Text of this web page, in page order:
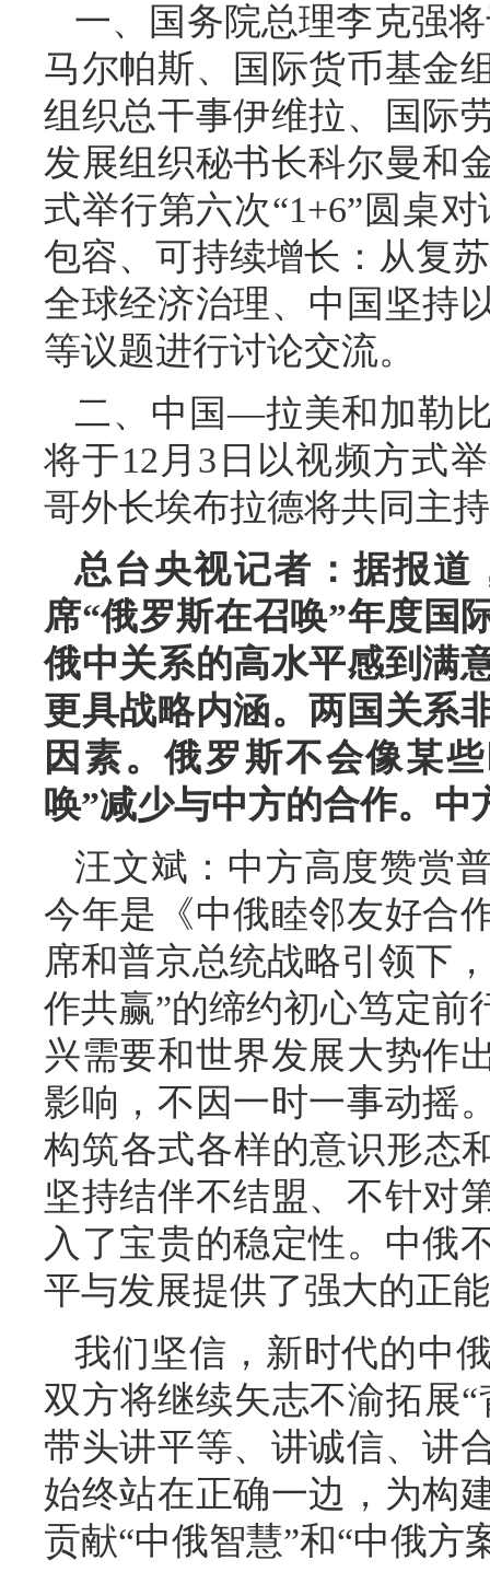
一、国务院总理李克强
马尔帕斯、国际货币基金
组织总干事伊维拉、国际
发展组织秘书长科尔曼和
式举行第六次“1+6”圆桌
包容、可持续增长：从复
全球经济治理、中国坚持
等议题进行讨论交流。
二、中国—拉美和加勒
将于12月3日以视频方式
哥外长埃布拉德将共同主
总台央视记者：据报道
席“俄罗斯在召唤”年度国
俄中关系的高水平感到满
更具战略内涵。两国关系
因素。俄罗斯不会像某
唤”减少与中方的合作。中
汪文斌：中方高度赞赏
今年是《中俄睦邻友好合
席和普京总统战略引领下
作共赢”的缔约初心笃定前
兴需要和世界发展大势作
影响，不因一时一事动摇
构筑各式各样的意识形态
坚持结伴不结盟、不针对
入了宝贵的稳定性。中俄
平与发展提供了强大的正
我们坚信，新时代的中
双方将继续矢志不渝拓展
带头讲平等、讲诚信、讲
始终站在正确一边，为构
贡献“中俄智慧”和“中俄方